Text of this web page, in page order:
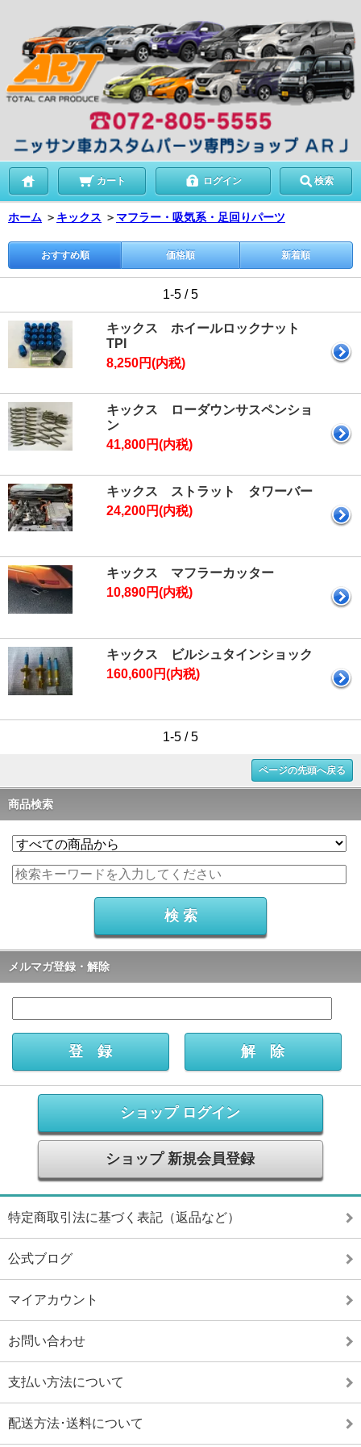
カート ログイン 検索
ホーム ＞ キックス ＞ マフラー・吸気系・足回りパーツ
おすすめ順 価格順 新着順
1-5 / 5
キックス ホイールロックナット
TPI
8,250円(内税)
キックス ローダウンサスペンショ
ン
41,800円(内税)
キックス ストラット タワーバー
24,200円(内税)
キックス マフラーカッター
10,890円(内税)
キックス ビルシュタインショック
160,600円(内税)
1-5 / 5
ページの先頭へ戻る
商品検索
メルマガ登録・解除
ショップ ログイン
ショップ 新規会員登録
特定商取引法に基づく表記（返品など）
公式ブログ
マイアカウント
お問い合わせ
支払い方法について
配送方法･送料について